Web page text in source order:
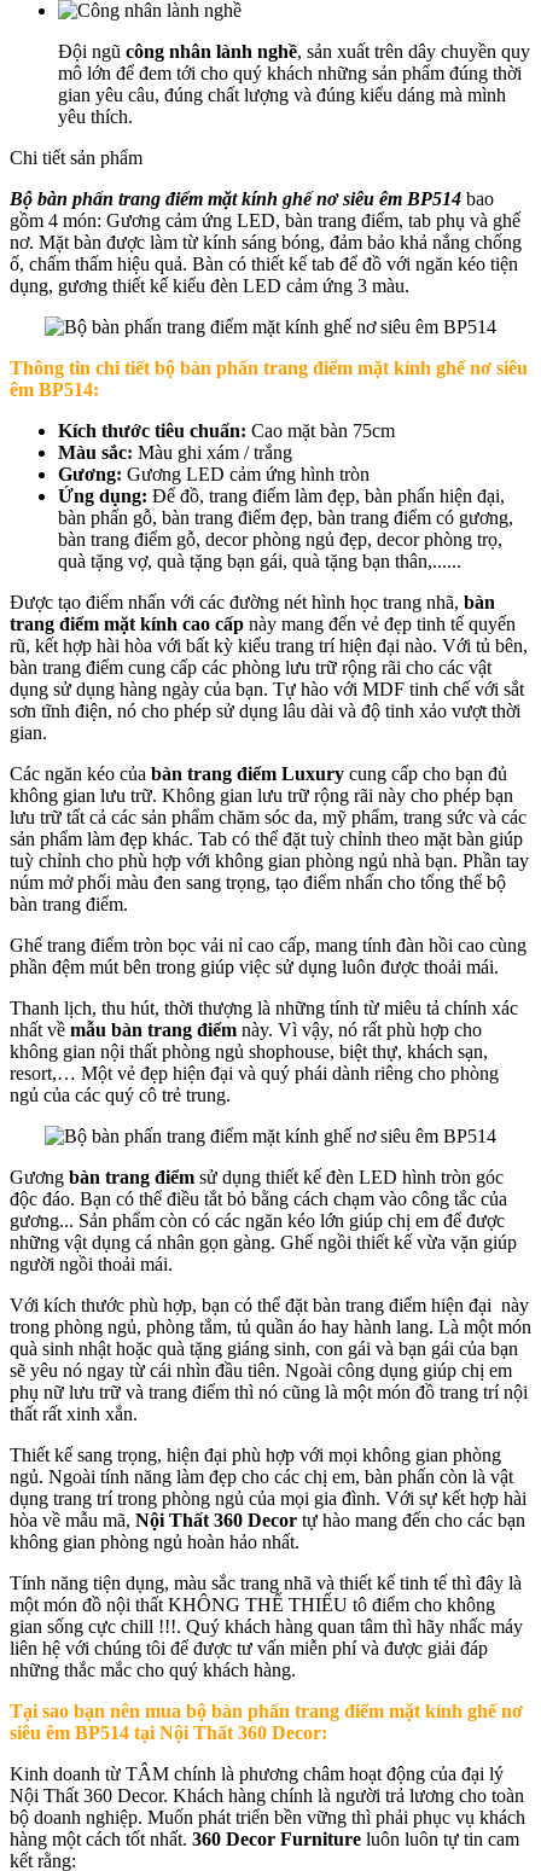
Đội ngũ công nhân lành nghề, sản xuất trên dây chuyền quy
mô lớn để đem tới cho quý khách những sản phẩm đúng thời
gian yêu câu, đúng chất lượng và đúng kiểu dáng mà mình
yêu thích.
Chi tiết sản phẩm
Bộ bàn phấn trang điểm mặt kính ghế nơ siêu êm BP514 bao
gồm 4 món: Gương cảm ứng LED, bàn trang điểm, tab phụ và ghế
nơ. Mặt bàn được làm từ kính sáng bóng, đảm bảo khả nắng chống
ố, chấm thấm hiệu quả. Bàn có thiết kế tab để đồ với ngăn kéo tiện
dụng, gương thiết kế kiểu đèn LED cảm ứng 3 màu.
Thông tin chi tiết bộ bàn phấn trang điểm mặt kính ghế nơ siêu
êm BP514:
Kích thước tiêu chuẩn: Cao mặt bàn 75cm
Màu sắc: Màu ghi xám / trắng
Gương: Gương LED cảm ứng hình tròn
Ứng dụng: Để đồ, trang điểm làm đẹp, bàn phấn hiện đại,
bàn phấn gỗ, bàn trang điểm đẹp, bàn trang điểm có gương,
bàn trang điểm gỗ, decor phòng ngủ đẹp, decor phòng trọ,
quà tặng vợ, quà tặng bạn gái, quà tặng bạn thân,......
Được tạo điểm nhấn với các đường nét hình học trang nhã, bàn
trang điểm mặt kính cao cấp này mang đến vẻ đẹp tinh tế quyến
rũ, kết hợp hài hòa với bất kỳ kiểu trang trí hiện đại nào. Với tủ bên,
bàn trang điểm cung cấp các phòng lưu trữ rộng rãi cho các vật
dụng sử dụng hàng ngày của bạn. Tự hào với MDF tinh chế với sắt
sơn tĩnh điện, nó cho phép sử dụng lâu dài và độ tinh xảo vượt thời
gian.
Các ngăn kéo của bàn trang điểm Luxury cung cấp cho bạn đủ
không gian lưu trữ. Không gian lưu trữ rộng rãi này cho phép bạn
lưu trữ tất cả các sản phẩm chăm sóc da, mỹ phẩm, trang sức và các
sản phẩm làm đẹp khác. Tab có thể đặt tuỳ chỉnh theo mặt bàn giúp
tuỳ chỉnh cho phù hợp với không gian phòng ngủ nhà bạn. Phần tay
núm mở phối màu đen sang trọng, tạo điểm nhấn cho tổng thể bộ
bàn trang điểm.
Ghế trang điểm tròn bọc vải nỉ cao cấp, mang tính đàn hồi cao cùng
phần đệm mút bên trong giúp việc sử dụng luôn được thoải mái.
Thanh lịch, thu hút, thời thượng là những tính từ miêu tả chính xác
nhất về mẫu bàn trang điểm này. Vì vậy, nó rất phù hợp cho
không gian nội thất phòng ngủ shophouse, biệt thự, khách sạn,
resort,… Một vẻ đẹp hiện đại và quý phái dành riêng cho phòng
ngủ của các quý cô trẻ trung.
Gương bàn trang điểm sử dụng thiết kế đèn LED hình tròn góc
độc đáo. Bạn có thể điều tắt bỏ bằng cách chạm vào công tắc của
gương... Sản phẩm còn có các ngăn kéo lớn giúp chị em để được
những vật dụng cá nhân gọn gàng. Ghế ngồi thiết kế vừa vặn giúp
người ngồi thoải mái.
Với kích thước phù hợp, bạn có thể đặt bàn trang điểm hiện đại này
trong phòng ngủ, phòng tắm, tủ quần áo hay hành lang. Là một món
quà sinh nhật hoặc quà tặng giáng sinh, con gái và bạn gái của bạn
sẽ yêu nó ngay từ cái nhìn đầu tiên. Ngoài công dụng giúp chị em
phụ nữ lưu trữ và trang điểm thì nó cũng là một món đồ trang trí nội
thất rất xinh xắn.
Thiết kế sang trọng, hiện đại phù hợp với mọi không gian phòng
ngủ. Ngoài tính năng làm đẹp cho các chị em, bàn phấn còn là vật
dụng trang trí trong phòng ngủ của mọi gia đình. Với sự kết hợp hài
hòa về mẫu mã, Nội Thất 360 Decor tự hào mang đến cho các bạn
không gian phòng ngủ hoàn hảo nhất.
Tính năng tiện dụng, màu sắc trang nhã và thiết kế tinh tế thì đây là
một món đồ nội thất KHÔNG THỂ THIẾU tô điểm cho không
gian sống cực chill !!!. Quý khách hàng quan tâm thì hãy nhấc máy
liên hệ với chúng tôi để được tư vấn miễn phí và được giải đáp
những thắc mắc cho quý khách hàng.
Tại sao bạn nên mua bộ bàn phấn trang điểm mặt kính ghế nơ
siêu êm BP514 tại Nội Thất 360 Decor:
Kinh doanh từ TÂM chính là phương châm hoạt động của đại lý
Nội Thất 360 Decor. Khách hàng chính là người trả lương cho toàn
bộ doanh nghiệp. Muốn phát triển bền vững thì phải phục vụ khách
hàng một cách tốt nhất. 360 Decor Furniture luôn luôn tự tin cam
kết rằng: